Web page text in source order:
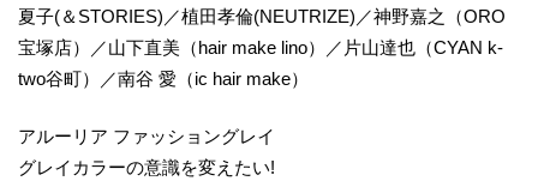
夏子(＆STORIES)／植田孝倫(NEUTRIZE)／神野嘉之（ORO
宝塚店）／山下直美（hair make lino）／片山達也（CYAN k-
two谷町）／南谷 愛（ic hair make）
アルーリア ファッショングレイ
グレイカラーの意識を変えたい!